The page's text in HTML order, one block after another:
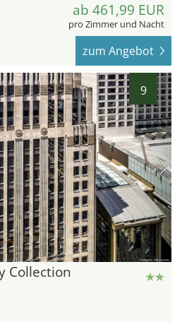
ab 461,99 EUR
pro Zimmer und Nacht
zum Angebot
9
Collection